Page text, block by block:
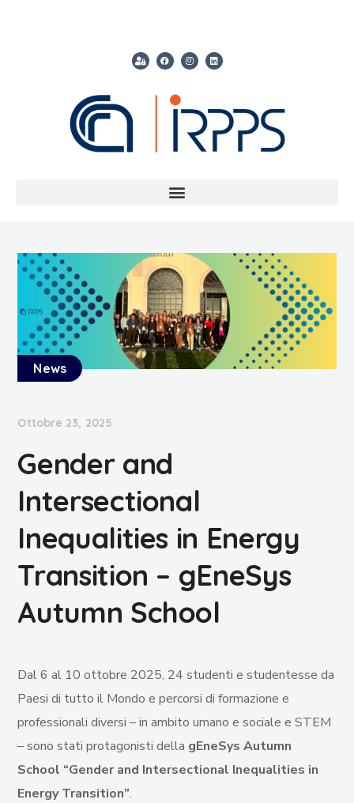
News
Ottobre 23, 2025
Gender and
Intersectional
Inequalities in Energy
Transition – gEneSys
Autumn School
Dal 6 al 10 ottobre 2025, 24 studenti e studentesse da
Paesi di tutto il Mondo e percorsi di formazione e
professionali diversi – in ambito umano e sociale e STEM
– sono stati protagonisti della gEneSys Autumn
School “Gender and Intersectional Inequalities in
Energy Transition”.